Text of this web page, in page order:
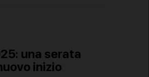
una serata
inizio